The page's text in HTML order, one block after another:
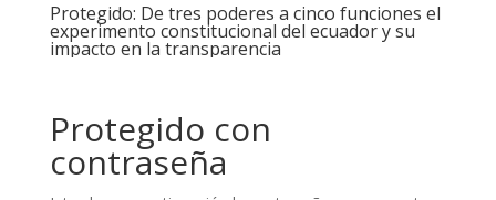
Protegido: De tres poderes a cinco funciones el
experimento constitucional del ecuador y su
impacto en la transparencia
Protegido con
contraseña